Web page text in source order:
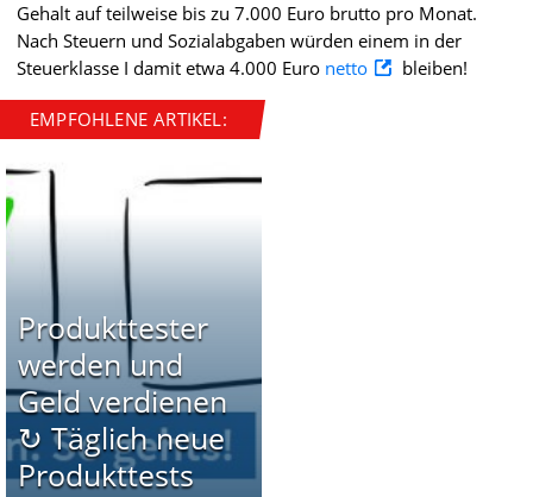
Gehalt auf teilweise bis zu 7.000 Euro brutto pro Monat.
Nach Steuern und Sozialabgaben würden einem in der
Steuerklasse I damit etwa 4.000 Euro netto bleiben!
EMPFOHLENE ARTIKEL:
Produkttester
werden und
Geld verdienen
↻ Täglich neue
Produkttests